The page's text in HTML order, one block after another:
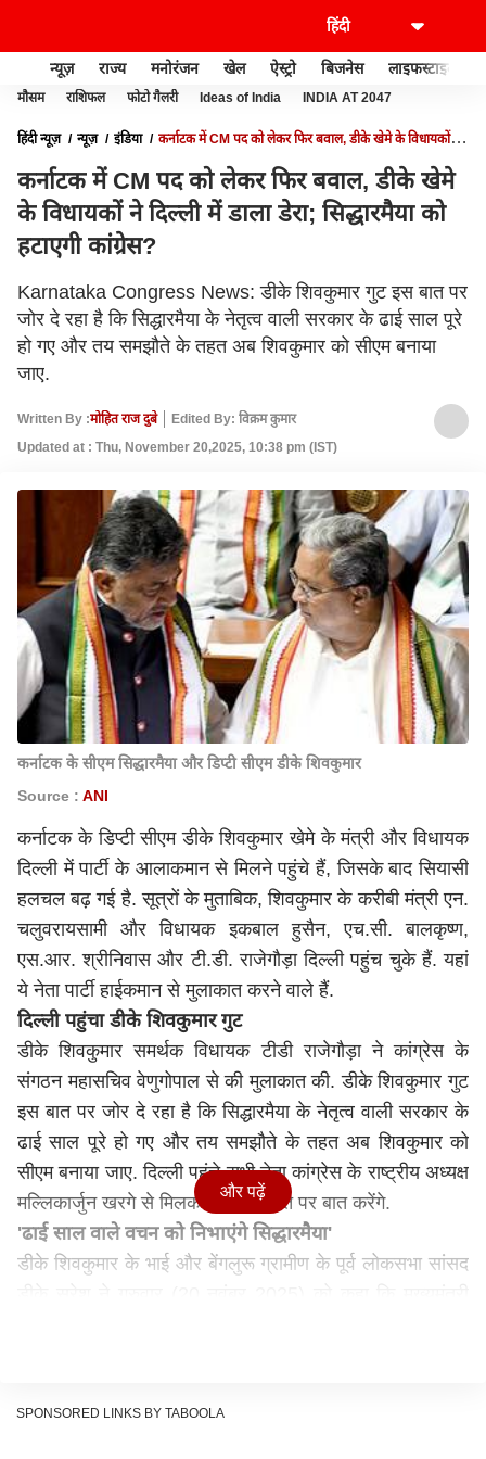
न्यूज़ राज्य मनोरंजन खेल ऐस्ट्रो बिजनेस लाइफस्टाइल
मौसम राशिफल फोटो गैलरी Ideas of India INDIA AT 2047
हिंदी न्यूज़ न्यूज़ इंडिया
कर्नाटक में CM पद को लेकर फिर बवाल, डीके खेमे के विधायकों ने
कर्नाटक में CM पद को लेकर फिर बवाल, डीके खेमे
के विधायकों ने दिल्ली में डाला डेरा; सिद्धारमैया को
हटाएगी कांग्रेस?
Karnataka Congress News: डीके शिवकुमार गुट इस बात पर
जोर दे रहा है कि सिद्धारमैया के नेतृत्व वाली सरकार के ढाई साल पूरे
हो गए और तय समझौते के तहत अब शिवकुमार को सीएम बनाया
जाए.
Written By :मोहित राज दुबे
Edited By: विक्रम कुमार
Updated at : Thu, November 20,2025, 10:38 pm (IST)
कर्नाटक के सीएम सिद्धारमैया और डिप्टी सीएम डीके शिवकुमार
Source : ANI
कर्नाटक के डिप्टी सीएम डीके शिवकुमार खेमे के मंत्री और विधायक
दिल्ली में पार्टी के आलाकमान से मिलने पहुंचे हैं, जिसके बाद सियासी
हलचल बढ़ गई है. सूत्रों के मुताबिक, शिवकुमार के करीबी मंत्री एन.
चलुवरायसामी और विधायक इकबाल हुसैन, एच.सी. बालकृष्ण,
एस.आर. श्रीनिवास और टी.डी. राजेगौड़ा दिल्ली पहुंच चुके हैं. यहां
ये नेता पार्टी हाईकमान से मुलाकात करने वाले हैं.
दिल्ली पहुंचा डीके शिवकुमार गुट
डीके शिवकुमार समर्थक विधायक टीडी राजेगौड़ा ने कांग्रेस के
संगठन महासचिव वेणुगोपाल से की मुलाकात की. डीके शिवकुमार गुट
इस बात पर जोर दे रहा है कि सिद्धारमैया के नेतृत्व वाली सरकार के
ढाई साल पूरे हो गए और तय समझौते के तहत अब शिवकुमार को
सीएम बनाया जाए. दिल्ली पहुंचे सभी नेता कांग्रेस के राष्ट्रीय अध्यक्ष
मल्लिकार्जुन खरगे से मिलकर इस समझौते पर बात करेंगे.
'ढाई साल वाले वचन को निभाएंगे सिद्धारमैया'
डीके शिवकुमार के भाई और बेंगलुरू ग्रामीण के पूर्व लोकसभा सांसद
17वां बजट पेश करेंगे.
और पढ़ें
SPONSORED LINKS BY TABOOLA